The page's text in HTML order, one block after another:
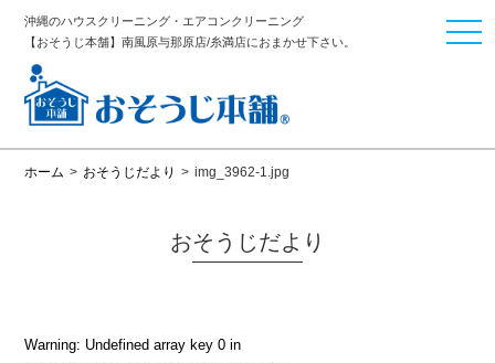
沖縄のハウスクリーニング・エアコンクリーニング
【おそうじ本舗】南風原与那原店/糸満店におまかせ下さい。
ホーム > おそうじだより > img_3962-1.jpg
おそうじだより
Warning: Undefined array key 0 in